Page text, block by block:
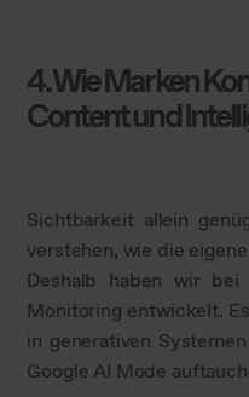
4. Wie Marken
Content und
Sichtbarkeit allein
verstehen, wie die
Deshalb haben wir
Monitoring entwickelt.
in generativen
Google AI Mode